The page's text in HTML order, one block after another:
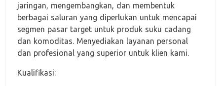
jaringan, mengembangkan, dan membentuk
berbagai saluran yang diperlukan untuk mencapai
segmen pasar target untuk produk suku cadang
dan komoditas. Menyediakan layanan personal
dan profesional yang superior untuk klien kami.
Kualifikasi: